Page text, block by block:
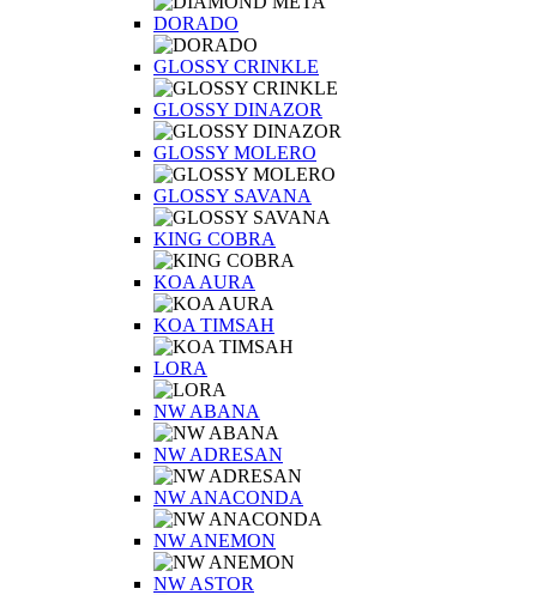
DORADO
GLOSSY CRINKLE
GLOSSY DINAZOR
GLOSSY MOLERO
GLOSSY SAVANA
KING COBRA
KOA AURA
KOA TIMSAH
LORA
NW ABANA
NW ADRESAN
NW ANACONDA
NW ANEMON
NW ASTOR